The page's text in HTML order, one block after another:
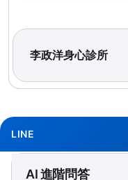
李政洋身心診所
LINE
AI 進階問答